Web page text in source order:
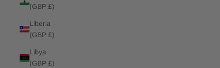
(GBP £)
Liberia
(GBP £)
Libya
(GBP £)